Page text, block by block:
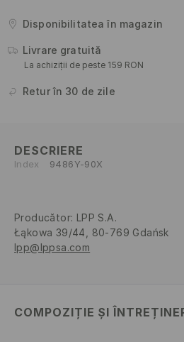
Disponibilitatea în magazin
Livrare gratuită
La achiziții de peste 159 RON
Retur în 30 de zile
DESCRIERE
Index 9486Y-90X
Producător: LPP S.A.
Łąkowa 39/44, 80-769 Gdańsk
lpp@lppsa.com
COMPOZIȚIE ȘI